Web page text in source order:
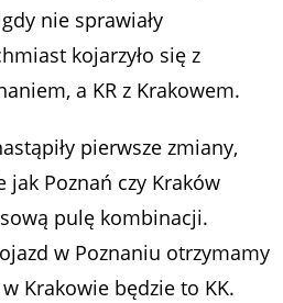
nie sprawiały
kojarzyło się z
a KR z Krakowem.
pierwsze zmiany,
Poznań czy Kraków
pulę kombinacji.
w Poznaniu otrzymamy
Krakowie będzie to KK.